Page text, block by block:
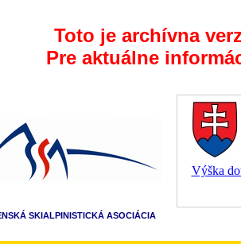
Toto je archívna
Pre aktuálne
Výška
SKIALPINISTICKÁ ASOCIÁCIA